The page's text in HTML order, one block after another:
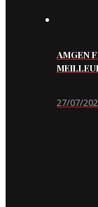
AMGEN
27/07/